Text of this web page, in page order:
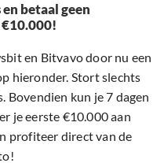
betaal geen
en Bitvavo door nu een
hieronder. Stort slechts
Bovendien kun je 7 dagen
je eerste €10.000 aan
profiteer direct van de